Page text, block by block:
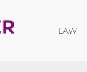
LAW